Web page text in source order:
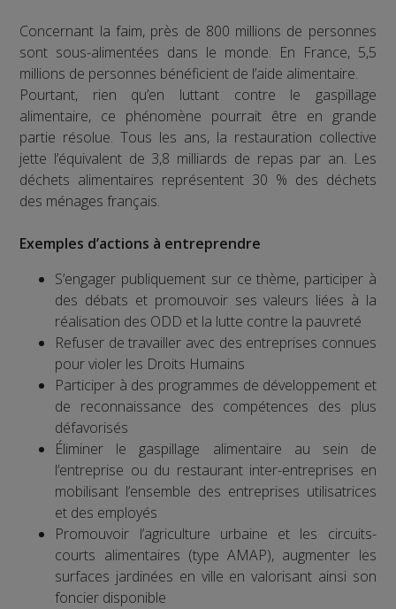
Concernant la faim, près de 800 millions de personnes
sont sous-alimentées dans le monde. En France, 5,5
millions de personnes bénéficient de l’aide alimentaire.
Pourtant, rien qu’en luttant contre le gaspillage
alimentaire, ce phénomène pourrait être en grande
partie résolue. Tous les ans, la restauration collective
jette l’équivalent de 3,8 milliards de repas par an. Les
déchets alimentaires représentent 30 % des déchets
des ménages français.
Exemples d’actions à entreprendre
S’engager publiquement sur ce thème, participer à
des débats et promouvoir ses valeurs liées à la
réalisation des ODD et la lutte contre la pauvreté
Refuser de travailler avec des entreprises connues
pour violer les Droits Humains
Participer à des programmes de développement et
de reconnaissance des compétences des plus
défavorisés
Éliminer le gaspillage alimentaire au sein de
l’entreprise ou du restaurant inter-entreprises en
mobilisant l’ensemble des entreprises utilisatrices
et des employés
Promouvoir l’agriculture urbaine et les circuits-
courts alimentaires (type AMAP), augmenter les
surfaces jardinées en ville en valorisant ainsi son
foncier disponible